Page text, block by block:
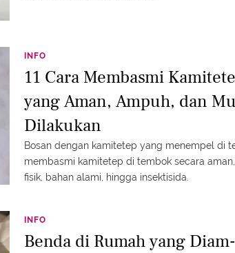
INFO
11 Cara Membasmi
yang Aman, Ampuh, dan
Dilakukan
Bosan dengan kamitetep yang menempel di
membasmi kamitetep di tembok secara
fisik, bahan alami, hingga insektisida.
INFO
Benda di Rumah yang